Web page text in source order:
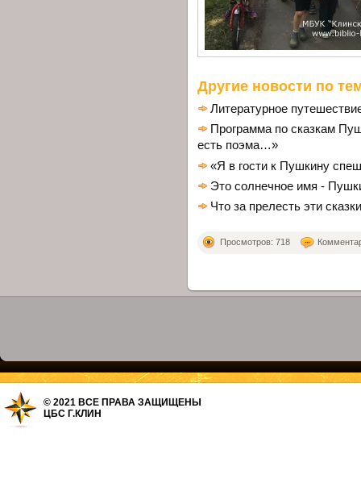
Другие новости по
Литературное
Программа по сказкам
есть поэма…»
«Я в гости к Пушкину
Это солнечное имя -
Что за прелесть эти сказки
Просмотров: 718
© 2021 ВСЕ ПРАВА ЗАЩИЩЕНЫ
ЦБС Г.КЛИН